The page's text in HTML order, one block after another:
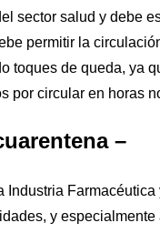
sector salud y debe
permitir la
toques de queda, ya
por circular en horas
–
Industria
y